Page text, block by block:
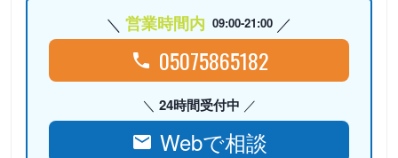
営業時間内 09:00-21:00
05075865182
24時間受付中
Webで相談